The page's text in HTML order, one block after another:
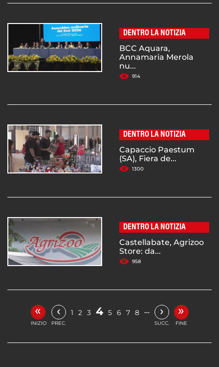
DENTRO LA NOTIZIA
BCC Aquara,
Annamaria Merola
nu...
914
DENTRO LA NOTIZIA
Capaccio Paestum
(SA), Fiera de...
1300
DENTRO LA NOTIZIA
Castellabate, Agrizoo
Store: da...
958
«
INIZIO
‹
PREC.
1 2 3 4 5 6 7 8 … ›
SUCC.
»
FINE